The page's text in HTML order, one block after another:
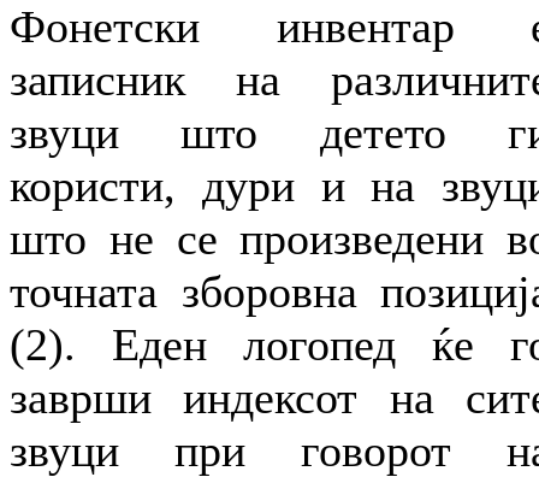
Фонетски инвентар
записник на
звуци што детето
користи, дури и на
што не се произведени
точната зборовна
(2). Еден логопед ќе
заврши индексот на
звуци при говорот